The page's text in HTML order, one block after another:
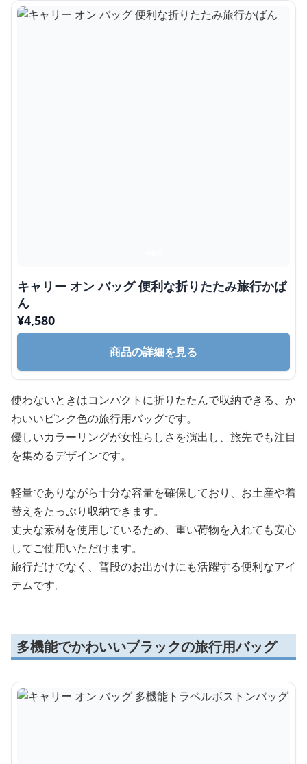
キャリー オン バッグ 便利な折りたたみ旅行かば
ん
¥4,580
商品の詳細を見る
使わないときはコンパクトに折りたたんで収納できる、か
わいいピンク色の旅行用バッグです。
優しいカラーリングが女性らしさを演出し、旅先でも注目
を集めるデザインです。
軽量でありながら十分な容量を確保しており、お土産や着
替えをたっぷり収納できます。
丈夫な素材を使用しているため、重い荷物を入れても安心
してご使用いただけます。
旅行だけでなく、普段のお出かけにも活躍する便利なアイ
テムです。
多機能でかわいいブラックの旅行用バッグ